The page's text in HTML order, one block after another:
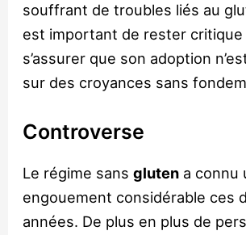
souffrant de troubles liés au
est important de rester critique
s’assurer que son adoption
sur des croyances sans
Controverse
Le régime sansgluten a connu
engouement considérable ces
années. De plus en plus de